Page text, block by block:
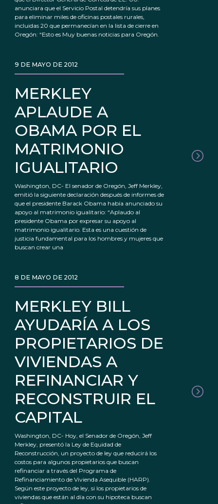
anunciara que el Servicio Postal detendría sus planes
para eliminar miles de oficinas postales rurales,
incluidas 20 que permanecían en la lista de cierre en
Oregón: “Esto es Muy buenas noticias para Oregón.
MERKLEY
APLAUDE A
OBAMA POR EL
MATRIMONIO
IGUALITARIO
9 DE MAYO DE 2012
Washington, DC- El senador de Oregón, Jeff Merkley,
emitió la siguiente declaración después de informes de
que el presidente Barack Obama había anunciado su
apoyo al matrimonio igualitario: “Aplaudo al
presidente Obama por expresar su apoyo al
matrimonio igualitario. Esta es una cuestión de
justicia fundamental para los hombres y mujeres que
buscan crear una
MERKLEY BILL
AYUDARÍA A LOS
PROPIETARIOS DE
VIVIENDAS A
REFINANCIAR Y
RECONSTRUIR EL
CAPITAL
8 DE MAYO DE 2012
Washington, DC- Hoy, el Senador de Oregón, Jeff
Merkley, presentó la Ley de Equidad de
Reconstrucción, un proyecto de ley que reducirá los
costos para algunos propietarios que buscan
refinanciar a través del Programa de
Refinanciamiento de Vivienda Asequible (HARP).
Según este proyecto de ley, si los propietarios de
viviendas que están al día con su hipoteca buscan